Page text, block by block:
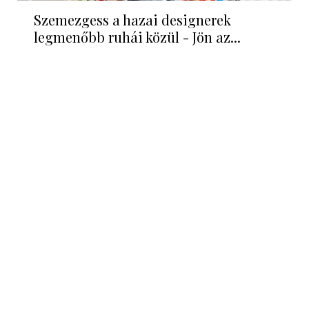
Szemezgess a hazai designerek
legmenőbb ruhái közül - Jön az...